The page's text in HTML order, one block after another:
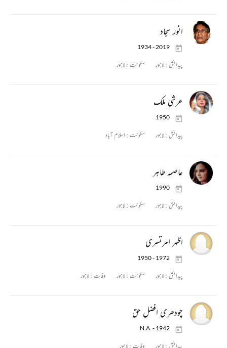
انور سجاد
1934 - 2019
پیدائش :لاہور سکونت :لاہور
عرشی ملک
1950
پیدائش :لاہور سکونت : اسلام آباد
عاصمہ طاہر
1990
پیدائش :لاہور سکونت :لاہور
اظہر امرتسری
1950 - 1972
پیدائش :لاہور سکونت :لاہور وفات :لاہور
چودھری افضل حق
N.A. - 1942
پیدائش :لاہور وفات :لاہور